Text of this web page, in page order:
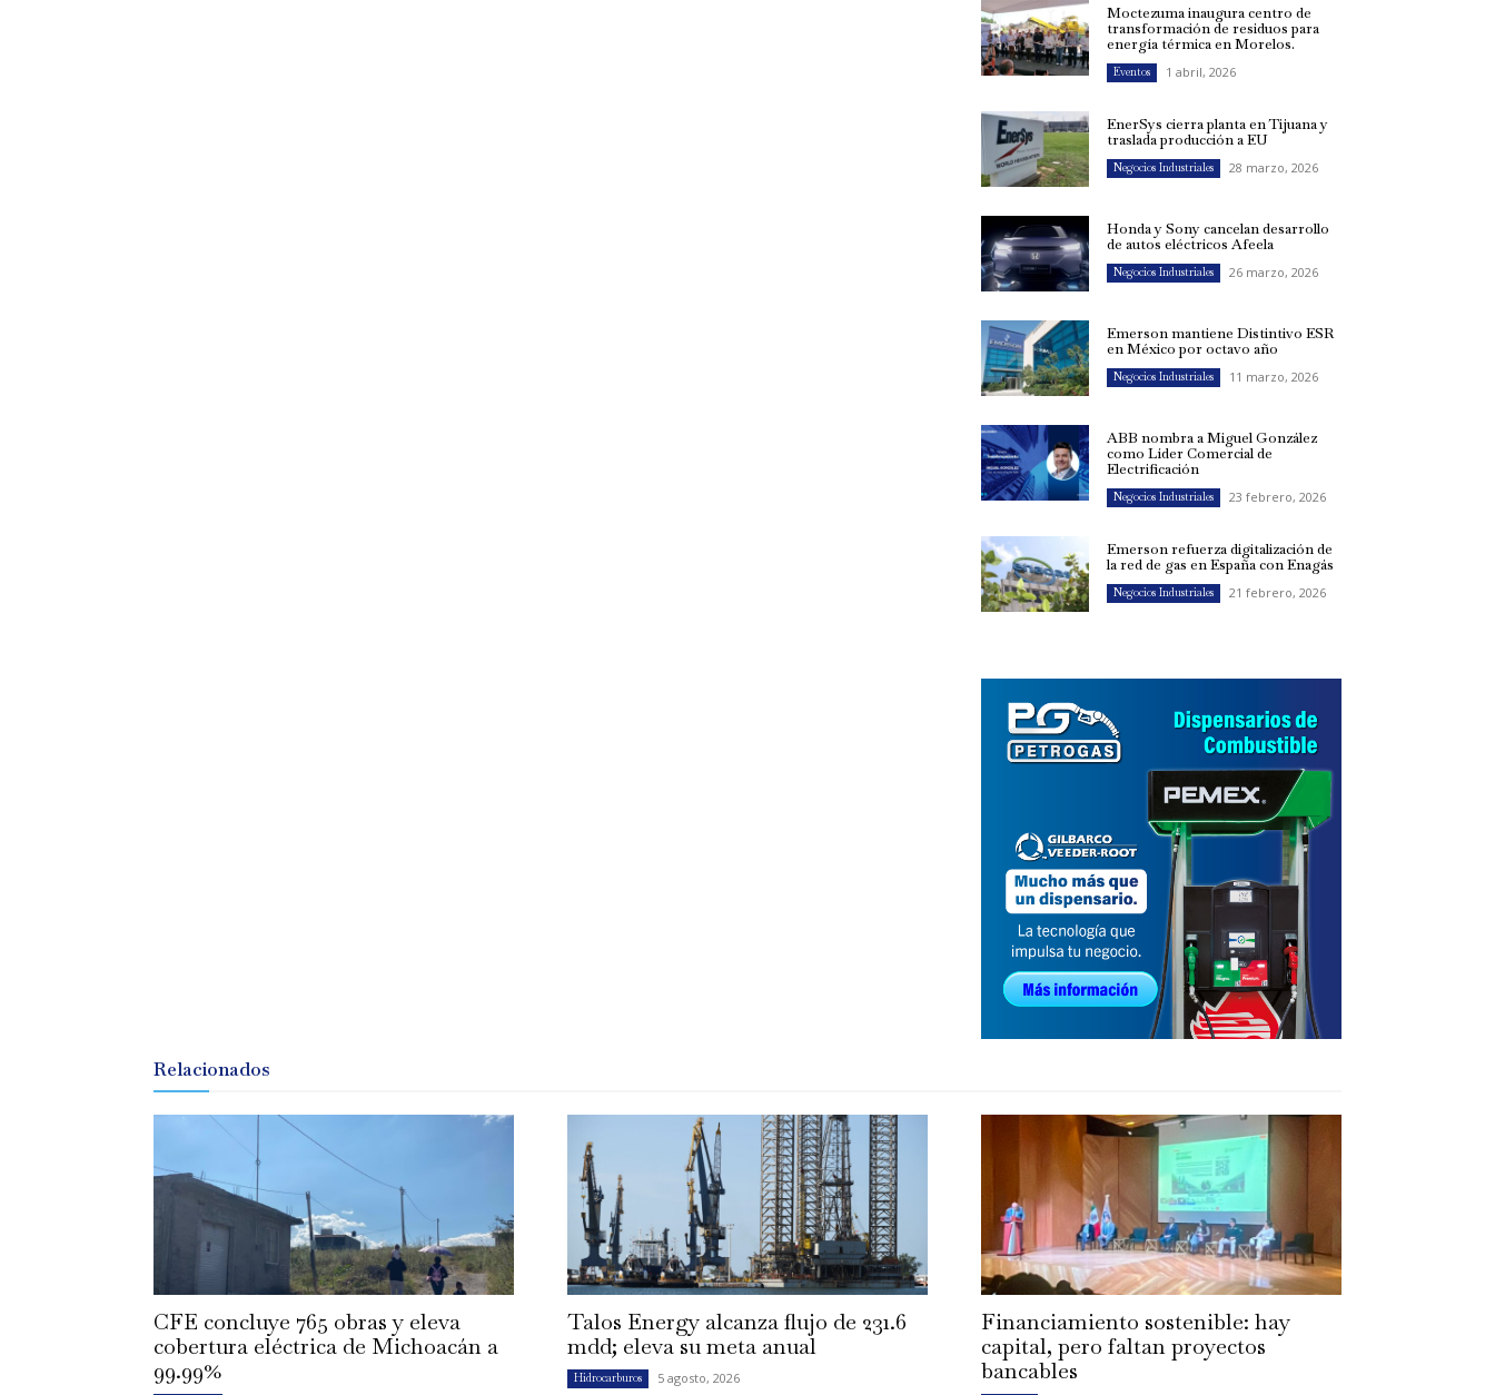
Moctezuma inaugura centro de
transformación de residuos para
energía térmica en Morelos.
Eventos 1 abril, 2026
EnerSys cierra planta en Tijuana y
traslada producción a EU
Negocios Industriales 28 marzo, 2026
Honda y Sony cancelan desarrollo
de autos eléctricos Afeela
Negocios Industriales 26 marzo, 2026
Emerson mantiene Distintivo ESR
en México por octavo año
Negocios Industriales 11 marzo, 2026
ABB nombra a Miguel González
como Líder Comercial de
Electrificación
Negocios Industriales 23 febrero, 2026
Emerson refuerza digitalización de
la red de gas en España con Enagás
Negocios Industriales 21 febrero, 2026
Relacionados
CFE concluye 765 obras y eleva
cobertura eléctrica de Michoacán a
99.99%
Talos Energy alcanza flujo de 231.6
mdd; eleva su meta anual
Hidrocarburos 5 agosto, 2026
Financiamiento sostenible: hay
capital, pero faltan proyectos
bancables